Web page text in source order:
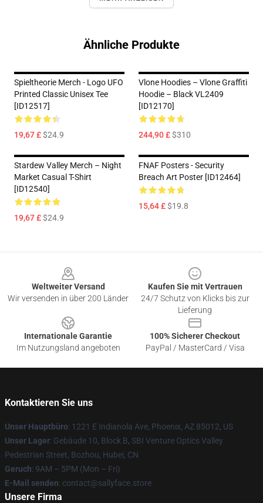
Ähnliche Produkte
Spieltheorie Merch - Logo UFO
Printed Classic Unisex Tee
[ID12517]
19,67 £$24.9
Vlone Hoodies – Vlone Graffiti
Hoodie – Black VL2409
[ID12170]
244,90 £$310
Stardew Valley Merch – Night
Market Casual T-Shirt
[ID12540]
19,67 £$24.9
FNAF Posters - Security
Breach Art Poster [ID12464]
15,64 £$19.8
Weltweiter Versand
Wir versenden in über 200 Länder
Kaufen Sie mit Vertrauen
24/7 Schutz von Klicks bis zur
Lieferung
Internationale Garantie
Im Nutzungsland angeboten
100% Sicherer Checkout
PayPal / MasterCard / Visa
Kontaktieren Sie uns
Unser Hauptbüro: 1221 E Indianola Ave, Phoenix, AZ 85012, US
Unser Lager: Gebäude 10, Block B, SBI Venture Optics Valley
Pedestrian Street, Bozhou, Hubei, CN
Geruch: 9AM – 5PM (Mon – Fri)
E-Mail senden: contact@sallyface.store
Unsere Firma